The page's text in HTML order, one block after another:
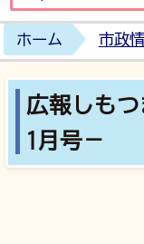
ホーム 市政
広報しも
1月号－